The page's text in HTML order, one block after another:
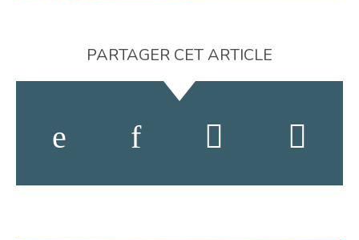
PARTAGER CET ARTICLE